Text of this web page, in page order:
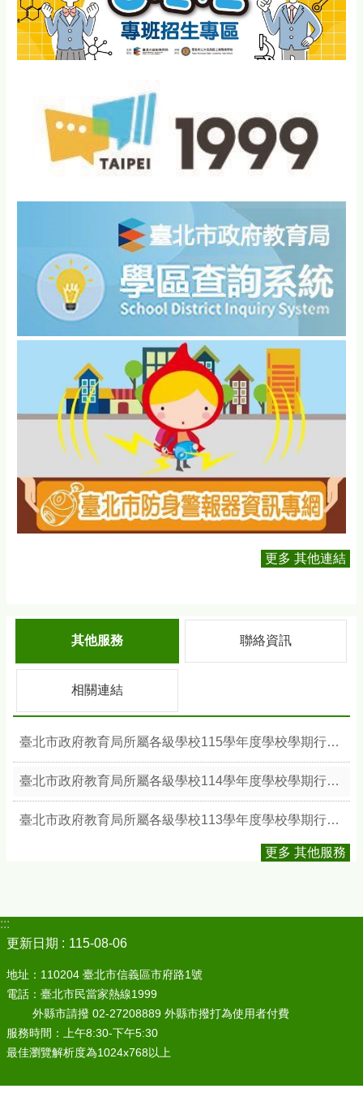
更多 其他連結
其他服務 聯絡資訊
相關連結
臺北市政府教育局所屬各級學校115學年度學校學期行事簡曆
臺北市政府教育局所屬各級學校114學年度學校學期行事簡曆
臺北市政府教育局所屬各級學校113學年度學校學期行事簡曆
更多 其他服務
:::
更新日期
115-08-06
地址：110204 臺北市信義區市府路1號
電話：臺北市民當家熱線1999
外縣市請撥 02-27208889 外縣市撥打為使用者付費
服務時間：上午8:30-下午5:30
最佳瀏覽解析度為1024x768以上